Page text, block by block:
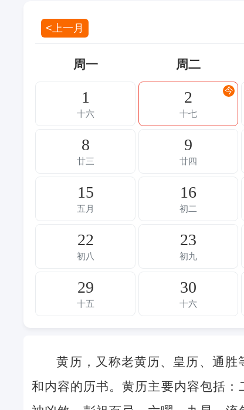
<上一月
周一 周二
1
十六
2
十七
今
8
廿三
9
廿四
15
五月
16
初二
22
初八
23
初九
29
十五
30
十六
黄历，又称老黄历、皇历、通胜
和内容的历书。黄历主要内容包括